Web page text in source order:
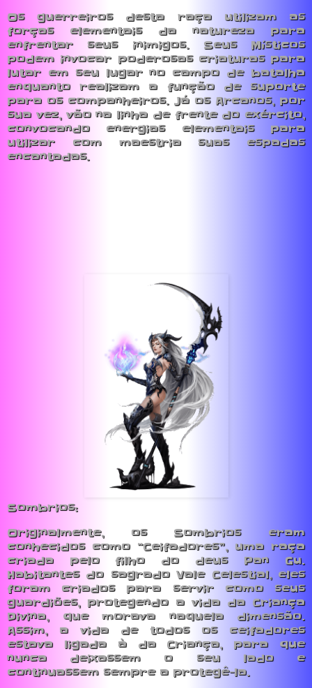
Os guerreiros desta raça utilizam as
forças elementais da natureza para
enfrentar seus inimigos. Seus Místicos
podem invocar poderosas criaturas para
lutar em seu lugar no campo de batalha
enquanto realizam a função de suporte
para os companheiros. Já os Arcanos, por
sua vez, vão na linha de frente do exército,
convocando energias elementais para
utilizar com maestria suas espadas
encantadas.
Sombrios:
Originalmente, os Sombrios eram
conhecidos como “Ceifadores”, uma raça
criada pelo filho do deus Pan Gu.
Habitantes do sagrado Vale Celestial, eles
foram criados para servir como seus
guardiões, protegendo a vida da Criança
Divina, que morava naquela dimensão.
Assim, a vida de todos os ceifadores
estava ligada à da Criança, para que
nunca deixassem o seu lado e
continuassem sempre a protegê-la.